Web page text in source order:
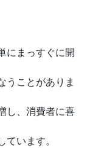
にまっすぐに開
うことがありま
し、消費者に喜
います。